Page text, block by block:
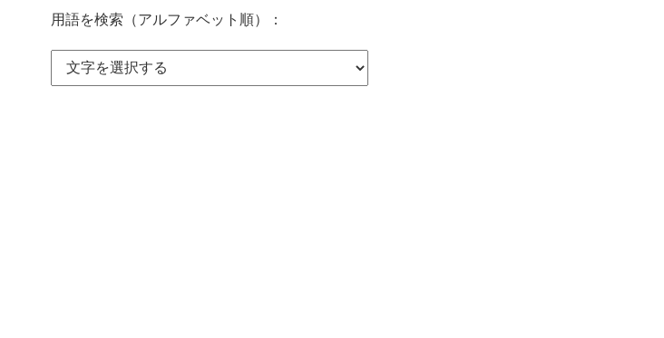
用語を検索（アルファベット順）：